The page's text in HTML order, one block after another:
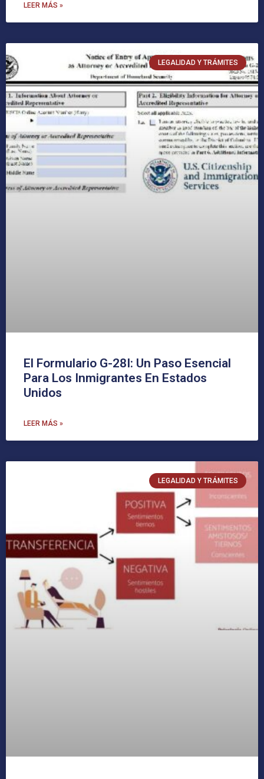
LEER MÁS »
LEGALIDAD Y TRÁMITES
El Formulario G-28I: Un Paso Esencial
Para Los Inmigrantes En Estados
Unidos
LEER MÁS »
LEGALIDAD Y TRÁMITES